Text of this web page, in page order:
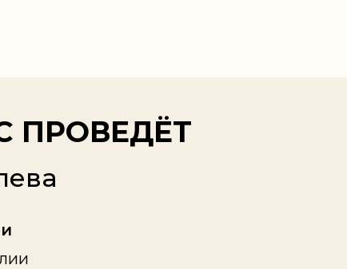
ПРОВЕДЁТ